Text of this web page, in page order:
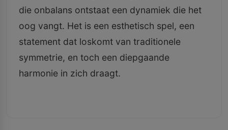
die onbalans ontstaat een dynamiek die het
oog vangt. Het is een esthetisch spel, een
statement dat loskomt van traditionele
symmetrie, en toch een diepgaande
harmonie in zich draagt.